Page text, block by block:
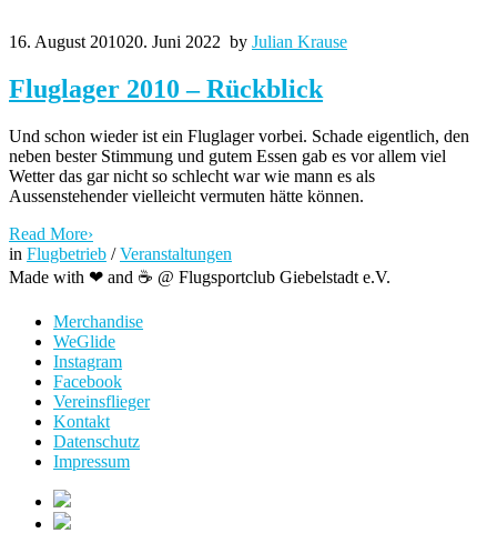
16. August 201020. Juni 2022 by Julian Krause
Fluglager 2010 – Rückblick
Und schon wieder ist ein Fluglager vorbei. Schade eigentlich, den
neben bester Stimmung und gutem Essen gab es vor allem viel
Wetter das gar nicht so schlecht war wie mann es als
Aussenstehender vielleicht vermuten hätte können.
Read More›
in Flugbetrieb /Veranstaltungen
Made with ❤ and ☕️ @ Flugsportclub Giebelstadt e.V.
Merchandise
WeGlide
Instagram
Facebook
Vereinsflieger
Kontakt
Datenschutz
Impressum